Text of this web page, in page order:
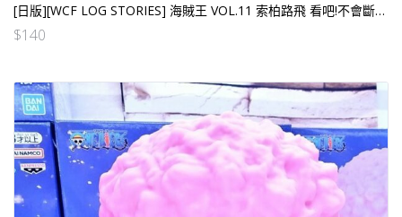
[日版][WCF LOG STORIES] 海賊王 VOL.11 索柏路飛 看吧!不會斷的!!
$140